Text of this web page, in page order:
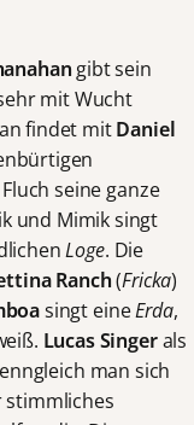
gibt sein
mit Wucht
findet mitDaniel
seine ganze
und Mimik singt
Loge. Die
Ranch(Fricka)
singt eineErda,
Lucas Singerals
man sich
stimmliches